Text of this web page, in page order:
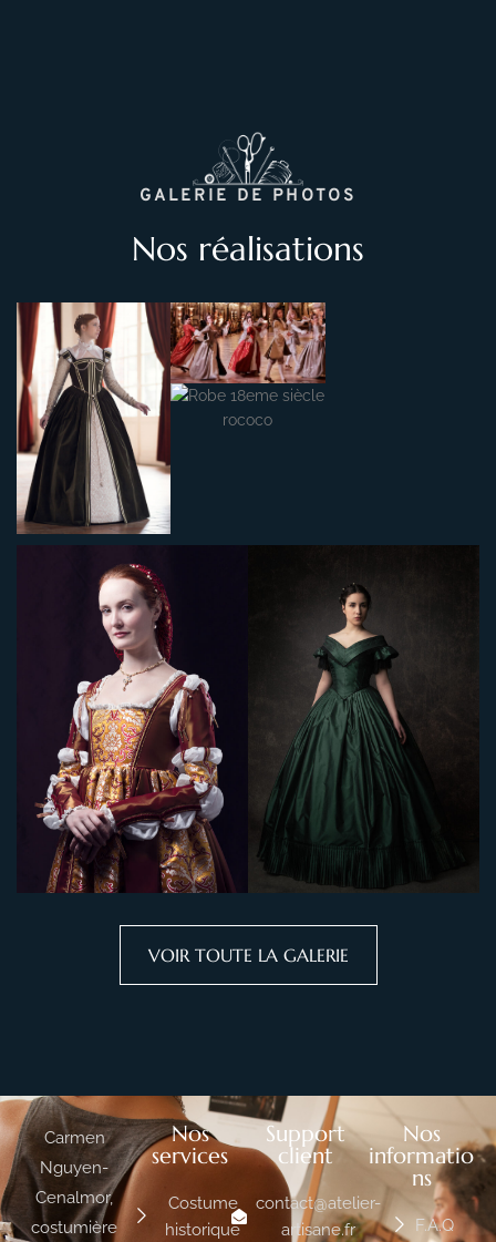
GALERIE DE PHOTOS
Nos réalisations
VOIR TOUTE LA GALERIE
Carmen
Nguyen-
Cenalmor,
costumière
Nos
services
Costume
historique
Support
client
contact@atelier-
artisane.fr
Nos
informatio
ns
F.A.Q